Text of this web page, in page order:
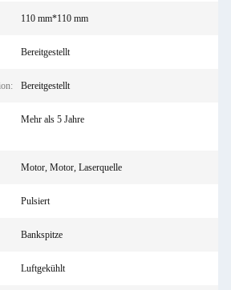
110 mm*110 mm
Bereitgestellt
Bereitgestellt
Mehr als 5 Jahre
Motor, Motor, Laserquelle
Pulsiert
Bankspitze
Luftgekühlt